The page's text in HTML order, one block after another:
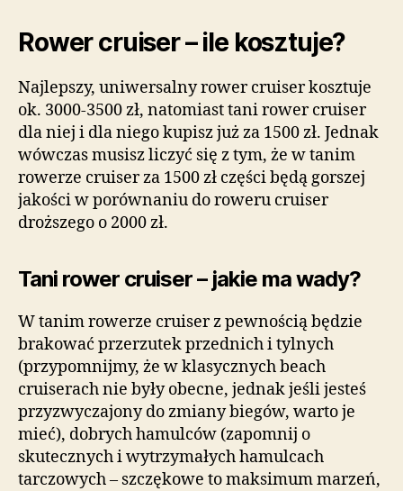
Rower cruiser – ile kosztuje?
Najlepszy, uniwersalny rower cruiser kosztuje
ok. 3000-3500 zł, natomiast tani rower cruiser
dla niej i dla niego kupisz już za 1500 zł. Jednak
wówczas musisz liczyć się z tym, że w tanim
rowerze cruiser za 1500 zł części będą gorszej
jakości w porównaniu do roweru cruiser
droższego o 2000 zł.
Tani rower cruiser – jakie ma wady?
W tanim rowerze cruiser z pewnością będzie
brakować przerzutek przednich i tylnych
(przypomnijmy, że w klasycznych beach
cruiserach nie były obecne, jednak jeśli jesteś
przyzwyczajony do zmiany biegów, warto je
mieć), dobrych hamulców (zapomnij o
skutecznych i wytrzymałych hamulcach
tarczowych – szczękowe to maksimum marzeń,